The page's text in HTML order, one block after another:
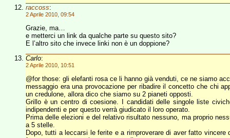
raccoss:
2 Aprile 2010, 09:54
Grazie, ma…
e metterci un link da qualche parte su questo sito?
E l’altro sito che invece linki non è un doppione?
Carlo:
2 Aprile 2010, 10:51
@for those: gli elefanti rosa ce li hanno già venduti, ce ne siamo
messaggio era una provocazione per ribadire il concetto che chi
un credulone, allora dico che siamo su 2 pianeti opposti.
Grillo è un centro di coesione. I candidati delle singole liste
indipendenti e per questo verrà giudicato il loro operato.
Prima delle elezioni e del relativo risultato nessuno, ma proprio
a 5 stelle.
Dopo, tutti a leccarsi le ferite e a rimproverare di aver fatto